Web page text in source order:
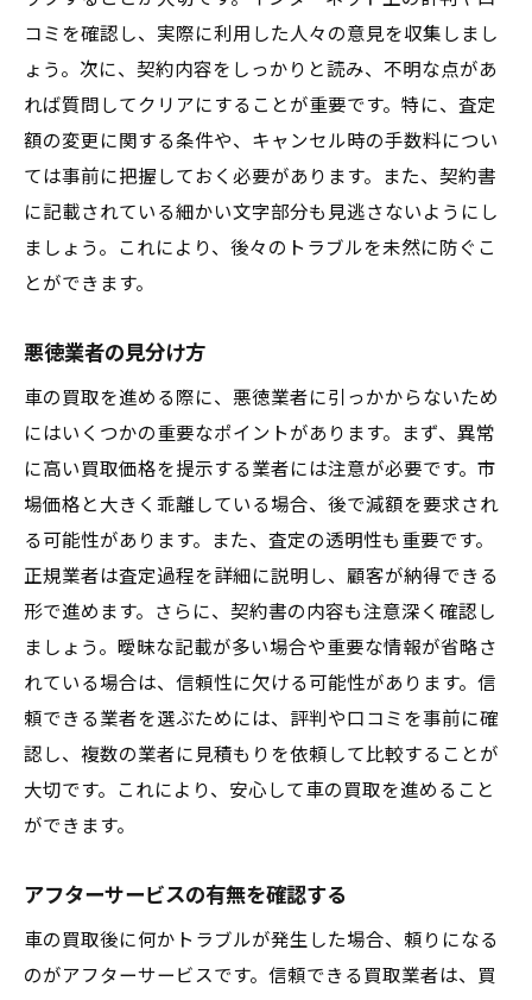
コミを確認し、実際に利用した人々の意見を収集しまし
ょう。次に、契約内容をしっかりと読み、不明な点があ
れば質問してクリアにすることが重要です。特に、査定
額の変更に関する条件や、キャンセル時の手数料につい
ては事前に把握しておく必要があります。また、契約書
に記載されている細かい文字部分も見逃さないようにし
ましょう。これにより、後々のトラブルを未然に防ぐこ
とができます。
悪徳業者の見分け方
車の買取を進める際に、悪徳業者に引っかからないため
にはいくつかの重要なポイントがあります。まず、異常
に高い買取価格を提示する業者には注意が必要です。市
場価格と大きく乖離している場合、後で減額を要求され
る可能性があります。また、査定の透明性も重要です。
正規業者は査定過程を詳細に説明し、顧客が納得できる
形で進めます。さらに、契約書の内容も注意深く確認し
ましょう。曖昧な記載が多い場合や重要な情報が省略さ
れている場合は、信頼性に欠ける可能性があります。信
頼できる業者を選ぶためには、評判や口コミを事前に確
認し、複数の業者に見積もりを依頼して比較することが
大切です。これにより、安心して車の買取を進めること
ができます。
アフターサービスの有無を確認する
車の買取後に何かトラブルが発生した場合、頼りになる
のがアフターサービスです。信頼できる買取業者は、買